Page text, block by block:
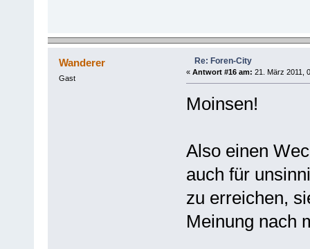
Wanderer
Gast
Re: Foren-City
« Antwort #16 am: 21. März 2011,
Moinsen!
Also einen
auch für
zu erreichen,
Meinung nach